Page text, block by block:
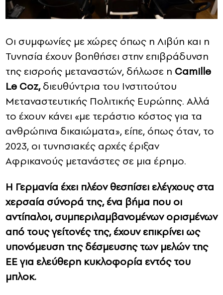
Οι συμφωνίες με χώρες όπως η Λιβύη και η
Τυνησία έχουν βοηθήσει στην επιβράδυνση
της εισροής μεταναστών, δήλωσε η Camille
Le Coz,διευθύντρια του Ινστιτούτου
Μεταναστευτικής Πολιτικής Ευρώπης. Αλλά
το έχουν κάνει «με τεράστιο κόστος για τα
ανθρώπινα δικαιώματα», είπε, όπως όταν, το
2023, οι τυνησιακές αρχές έριξαν
Αφρικανούς μετανάστες σε μια έρημο.
Η Γερμανία έχει πλέον θεσπίσει ελέγχους στα
χερσαία σύνορά της, ένα βήμα που οι
αντίπαλοι, συμπεριλαμβανομένων ορισμένων
από τους γείτονές της, έχουν επικρίνει ως
υπονόμευση της δέσμευσης των μελών της
ΕΕ για ελεύθερη κυκλοφορία εντός του
μπλοκ.